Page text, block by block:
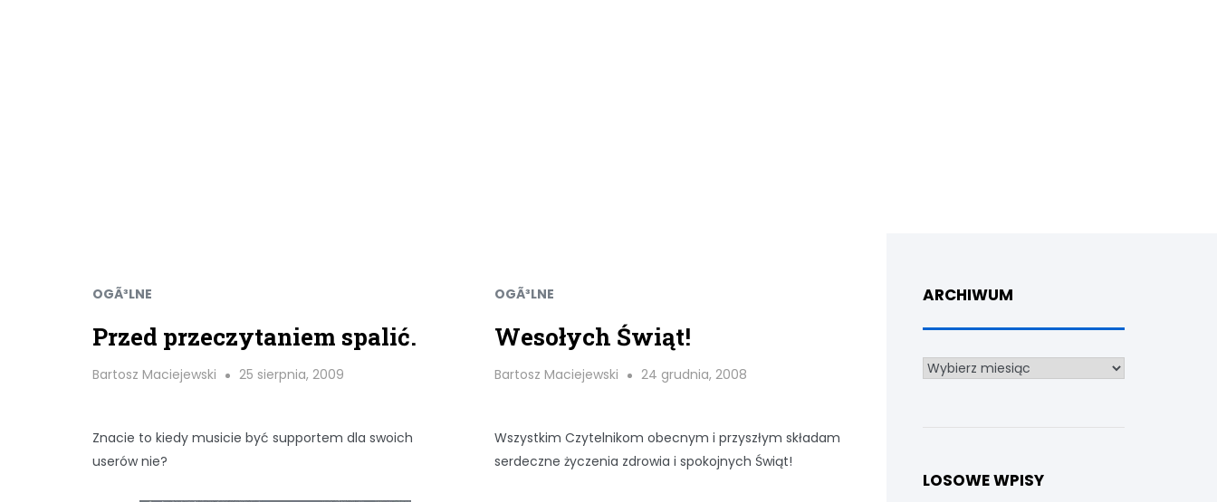
OGÃ³LNE
Przed przeczytaniem spalić.
Bartosz Maciejewski 25 sierpnia, 2009
Znacie to kiedy musicie być supportem dla swoich
userów nie?
OGÃ³LNE
Wesołych Świąt!
Bartosz Maciejewski 24 grudnia, 2008
Wszystkim Czytelnikom obecnym i przyszłym składam
serdeczne życzenia zdrowia i spokojnych Świąt!
ARCHIWUM
Archiwum
LOSOWE WPISY